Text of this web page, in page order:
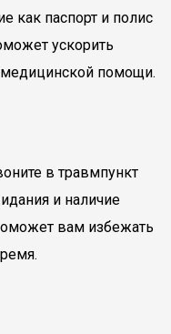
как паспорт и полис
ускорить
помощи.
в травмпункт
и наличие
вам избежать